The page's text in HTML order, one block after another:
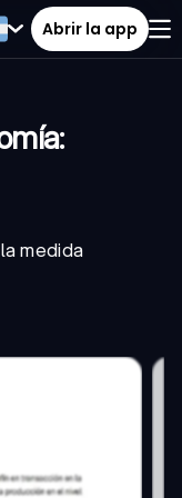
Abrir la app
medida